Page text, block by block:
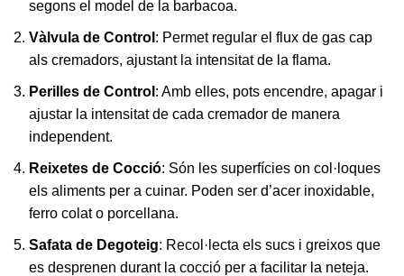
segons el model de la barbacoa.
Vàlvula de Control : Permet regular el flux de gas cap
als cremadors, ajustant la intensitat de la flama.
Perilles de Control : Amb elles, pots encendre, apagar i
ajustar la intensitat de cada cremador de manera
independent.
Reixetes de Cocció: Són les superfícies on col·loques
els aliments per a cuinar. Poden ser d’acer inoxidable,
ferro colat o porcellana.
Safata de Degoteig: Recol·lecta els sucs i greixos que
es desprenen durant la cocció per a facilitar la neteja.